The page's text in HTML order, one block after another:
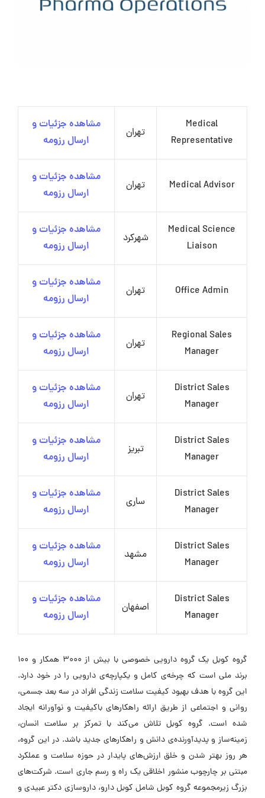
Medical
Representative
تهران
مشاهده جزئیات و
ارسال رزومه
Medical Advisor تهران
مشاهده جزئیات و
ارسال رزومه
Medical Science
Liaison
شهرکرد
مشاهده جزئیات و
ارسال رزومه
Office Admin تهران
مشاهده جزئیات و
ارسال رزومه
Regional Sales
Manager
تهران
مشاهده جزئیات و
ارسال رزومه
District Sales
Manager
تهران
مشاهده جزئیات و
ارسال رزومه
District Sales
Manager
تبریز
مشاهده جزئیات و
ارسال رزومه
District Sales
Manager
ساری
مشاهده جزئیات و
ارسال رزومه
District Sales
Manager
مشهد
مشاهده جزئیات و
ارسال رزومه
District Sales
Manager
اصفهان
مشاهده جزئیات و
ارسال رزومه
گروه کوبل یک گروه دارویی خصوصی با بیش از 3000 همکار و 100
برند ملی است که چرخه‌ی کامل و یکپارچه‌ی دارویی را در خود دارد.
این گروه با هدف بهبود کیفیت سلامت زندگی افراد در سه بعد جسمی،
روانی و اجتماعی از طریق ارائه راهکارهای باکیفیت و نوآورانه ایجاد
شده است. گروه کوبل تلاش می‌کند با تمرکز بر سلامت انسان،
زمینه‌ساز و پدیدآورنده‌ی دانش و راهکارهای جدید باشد. در این گروه،
هر روز بهتر شدن و خلق ارزش‌های پایدار در حوزه سلامت و عملکرد
مبتنی بر چارچوب منشور اخلاقی یک راه و رسم جاری است. شرکت‌های
بزرگ زیرمجموعه گروه کوبل شامل کوبل دارو، داروسازی دکتر عبیدی و